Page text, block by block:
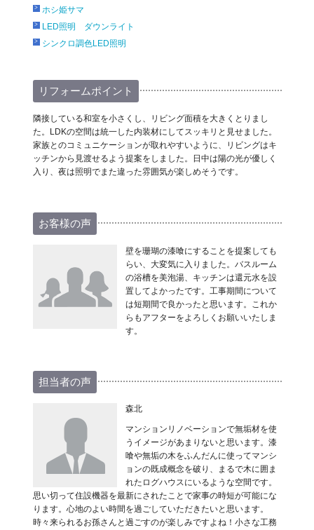
ホシ姫サマ
LED照明 ダウンライト
シンクロ調色LED照明
リフォームポイント
隣接している和室を小さくし、リビング面積を大きくとりまし
た。LDKの空間は統一した内装材にしてスッキリと見せました。
家族とのコミュニケーションが取れやすいように、リビングはキ
ッチンから見渡せるよう提案をしました。日中は陽の光が優しく
入り、夜は照明でまた違った雰囲気が楽しめそうです。
お客様の声
壁を珊瑚の漆喰にすることを提案しても
らい、大変気に入りました。バスルーム
の浴槽を美泡湯、キッチンは還元水を設
置してよかったです。工事期間について
は短期間で良かったと思います。これか
らもアフターをよろしくお願いいたしま
す。
担当者の声
森北
マンションリノベーションで無垢材を使
うイメージがあまりないと思います。漆
喰や無垢の木をふんだんに使ってマンシ
ョンの既成概念を破り、まるで木に囲ま
れたログハウスにいるような空間です。
思い切って住設機器を最新にされたことで家事の時短が可能にな
ります。心地のよい時間を過ごしていただきたいと思います。
時々来られるお孫さんと過ごすのが楽しみですよね！小さな工務